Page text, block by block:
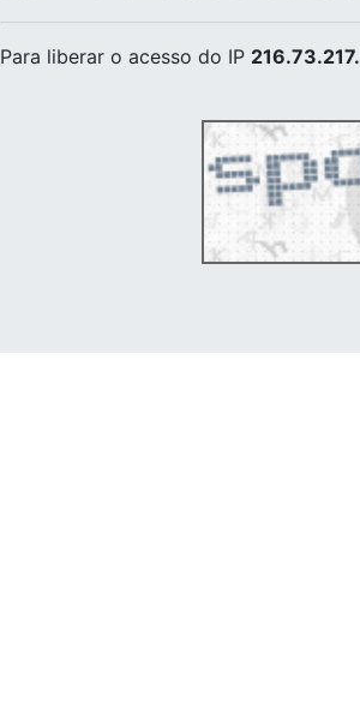
Para liberar o acesso do IP